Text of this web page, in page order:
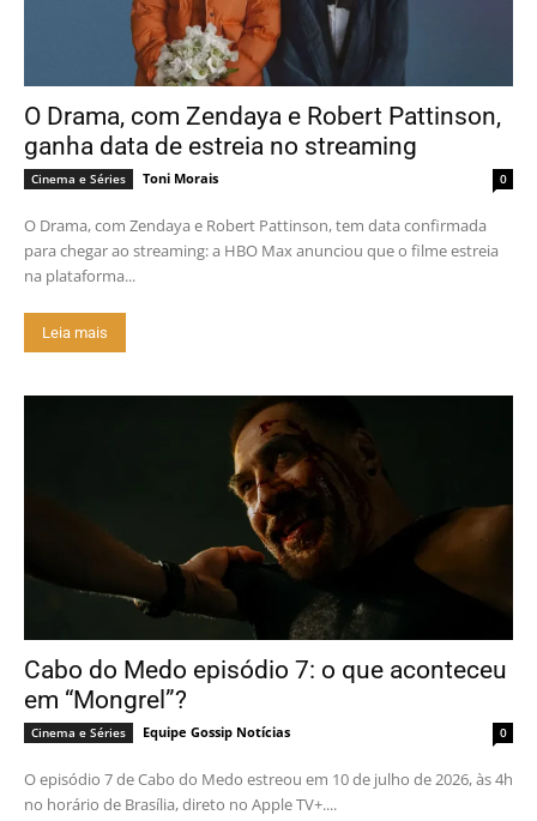
O Drama, com Zendaya e Robert Pattinson,
ganha data de estreia no streaming
Cinema e Séries Toni Morais 0
O Drama, com Zendaya e Robert Pattinson, tem data confirmada
para chegar ao streaming: a HBO Max anunciou que o filme estreia
na plataforma...
Leia mais
Cabo do Medo episódio 7: o que aconteceu
em “Mongrel”?
Cinema e Séries Equipe Gossip Notícias 0
O episódio 7 de Cabo do Medo estreou em 10 de julho de 2026, às 4h
no horário de Brasília, direto no Apple TV+....